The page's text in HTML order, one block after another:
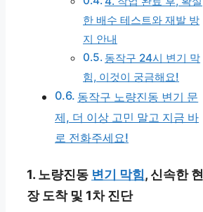
한 배수 테스트와 재발 방
지 안내
동작구 24시 변기 막
힘, 이것이 궁금해요!
동작구 노량진동 변기 문
제, 더 이상 고민 말고 지금 바
로 전화주세요!
1. 노량진동 변기 막힘, 신속한 현
장 도착 및 1차 진단